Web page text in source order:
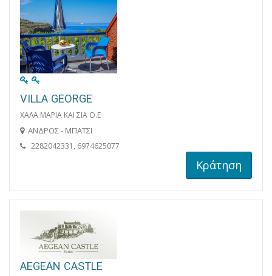
VILLA GEORGE
ΧΑΛΑ ΜΑΡΙΑ KAI ΣΙΑ Ο.Ε
ΑΝΔΡΟΣ - ΜΠΑΤΣΙ
2282042331, 6974625077
Κράτηση
AEGEAN CASTLE